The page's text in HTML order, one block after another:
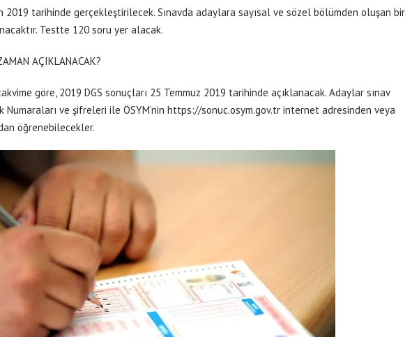
2019 tarihinde gerçekleştirilecek. Sınavda adaylara sayısal ve sözel bölümden oluşan bir
Testte 120 soru yer alacak.
AÇIKLANACAK?
göre, 2019 DGS sonuçları 25 Temmuz 2019 tarihinde açıklanacak. Adaylar sınav
Numaraları ve şifreleri ile ÖSYM’nin https://sonuc.osym.gov.tr internet adresinden veya
öğrenebilecekler.